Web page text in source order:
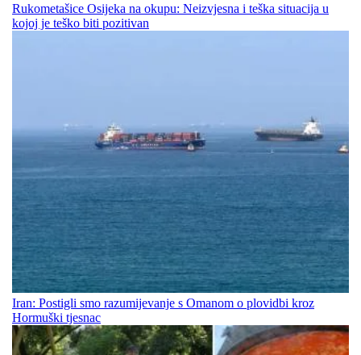
Rukometašice Osijeka na okupu: Neizvjesna i teška situacija u
kojoj je teško biti pozitivan
Iran: Postigli smo razumijevanje s Omanom o plovidbi kroz
Hormuški tjesnac